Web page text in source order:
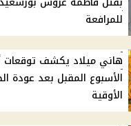
للمرافعة
هاني ميلاد يكشف توقعات
الأسبوع المقبل بعد عودة
الأوقية